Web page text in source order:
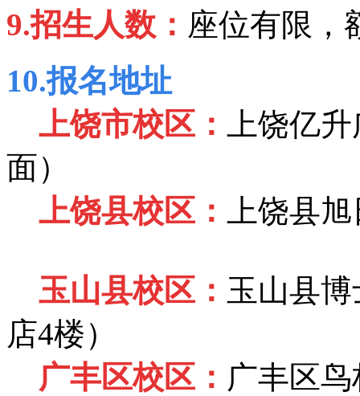
9.招生人数： 座位有限，
10.报名地址
上饶市校区：
上饶亿
面）
上饶县校区：
上饶县
玉山县校区： 玉山县
店4楼）
广丰区校区： 广丰区